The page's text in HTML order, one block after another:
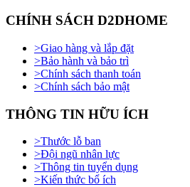
CHÍNH SÁCH D2DHOME
>Giao hàng và lắp đặt
>Bảo hành và bảo trì
>Chính sách thanh toán
>Chính sách bảo mật
THÔNG TIN HỮU ÍCH
>Thước lỗ ban
>Đội ngũ nhân lực
>Thông tin tuyển dụng
>Kiến thức bổ ích